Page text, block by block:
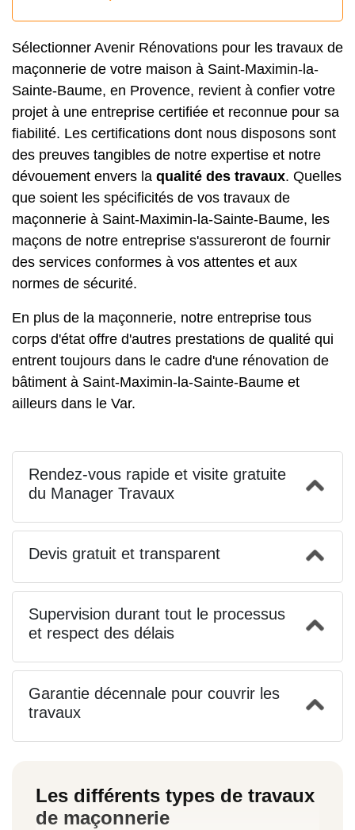
Sélectionner Avenir Rénovations pour les travaux de
maçonnerie de votre maison à Saint-Maximin-la-
Sainte-Baume, en Provence, revient à confier votre
projet à une entreprise certifiée et reconnue pour sa
fiabilité. Les certifications dont nous disposons sont
des preuves tangibles de notre expertise et notre
dévouement envers la qualité des travaux. Quelles
que soient les spécificités de vos travaux de
maçonnerie à Saint-Maximin-la-Sainte-Baume, les
maçons de notre entreprise s'assureront de fournir
des services conformes à vos attentes et aux
normes de sécurité.
En plus de la maçonnerie, notre entreprise tous
corps d'état offre d'autres prestations de qualité qui
entrent toujours dans le cadre d'une rénovation de
bâtiment à Saint-Maximin-la-Sainte-Baume et
ailleurs dans le Var.
Rendez-vous rapide et visite gratuite
du Manager Travaux
Devis gratuit et transparent
Supervision durant tout le processus
et respect des délais
Garantie décennale pour couvrir les
travaux
Les différents types de travaux
de maçonnerie